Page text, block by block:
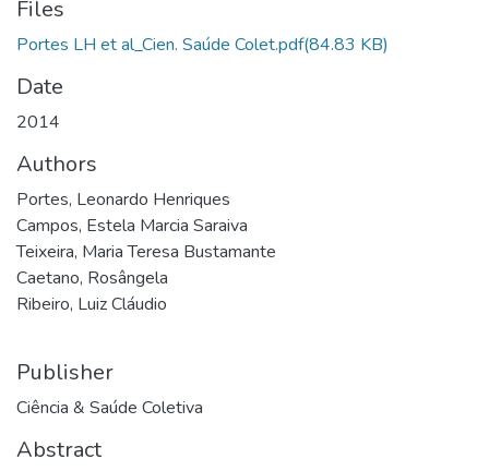
Files
Portes LH et al_Cien. Saúde Colet.pdf(84.83 KB)
Date
2014
Authors
Portes, Leonardo Henriques
Campos, Estela Marcia Saraiva
Teixeira, Maria Teresa Bustamante
Caetano, Rosângela
Ribeiro, Luiz Cláudio
Publisher
Ciência & Saúde Coletiva
Abstract